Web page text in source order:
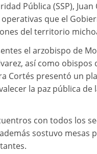
Pública (SSP), Juan
que el
del territorio
el arzobispo de
así como obispos
Cortés presentó un
la paz pública de
con todos los
sostuvo mesas